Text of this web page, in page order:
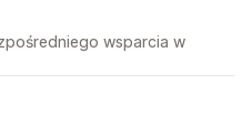
wsparcia w